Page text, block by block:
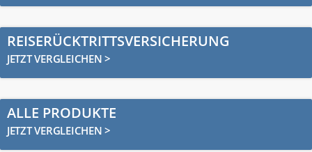
REISERÜCKTRITTSVERSICHERUNG
JETZT VERGLEICHEN >
ALLE PRODUKTE
JETZT VERGLEICHEN >